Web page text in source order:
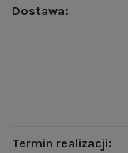
Dostawa:
Termin realizacji: